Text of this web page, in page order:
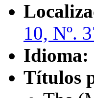
10, Nº.
Idioma:
Títulos